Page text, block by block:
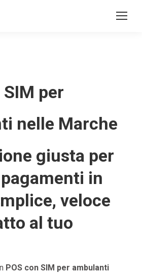
SIM per
nelle Marche
giusta per
in
veloce
al tuo
POS con SIM per ambulanti